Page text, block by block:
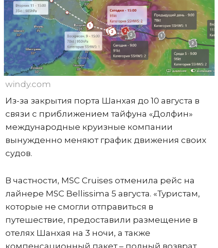
windy.com
Из-за закрытия порта Шанхая до 10 августа в
связи с приближением тайфуна «Долфин»
международные круизные компании
вынужденно меняют график движения своих
судов.
В частности, MSC Cruises отменила рейс на
лайнере MSC Bellissima 5 августа. «Туристам,
которые не смогли отправиться в
путешествие, предоставили размещение в
отелях Шанхая на 3 ночи, а также
компенсационный пакет – полный возврат